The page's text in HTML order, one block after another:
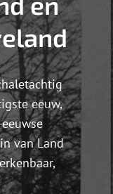
eeuw,
van Land